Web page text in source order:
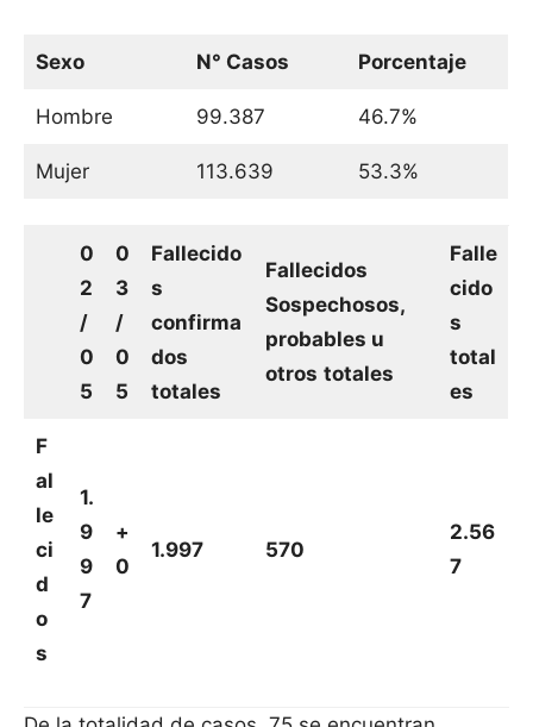
Sexo N° Casos Porcentaje
Hombre 99.387 46.7%
Mujer 113.639 53.3%
0
2
/
0
5
0
3
/
0
5
Fallecido
s
confirma
dos
totales
Fallecidos
Sospechosos,
probables u
otros totales
Falle
cido
s
total
es
F
al
le
ci
d
o
s
1.
9
9
7
+
0
1.997 570
2.56
7